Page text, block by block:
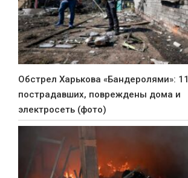
Обстрел Харькова «Бандеролями»: 11
пострадавших, повреждены дома и
электросеть (фото)